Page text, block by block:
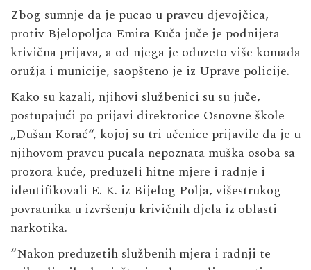
Zbog sumnje da je pucao u pravcu djevojčica,
protiv Bjelopoljca Emira Kuča juče je podnijeta
krivična prijava, a od njega je oduzeto više komada
oružja i municije, saopšteno je iz Uprave policije.
Kako su kazali, njihovi službenici su su juče,
postupajući po prijavi direktorice Osnovne škole
„Dušan Korać“, kojoj su tri učenice prijavile da je u
njihovom pravcu pucala nepoznata muška osoba sa
prozora kuće, preduzeli hitne mjere i radnje i
identifikovali E. K. iz Bijelog Polja, višestrukog
povratnika u izvršenju krivičnih djela iz oblasti
narkotika.
“Nakon preduzetih službenih mjera i radnji te